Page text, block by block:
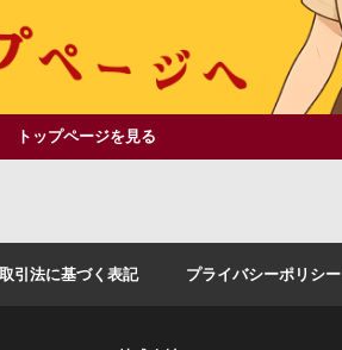
トップページを見る
引法に基づく表記 プライバシーポリシー